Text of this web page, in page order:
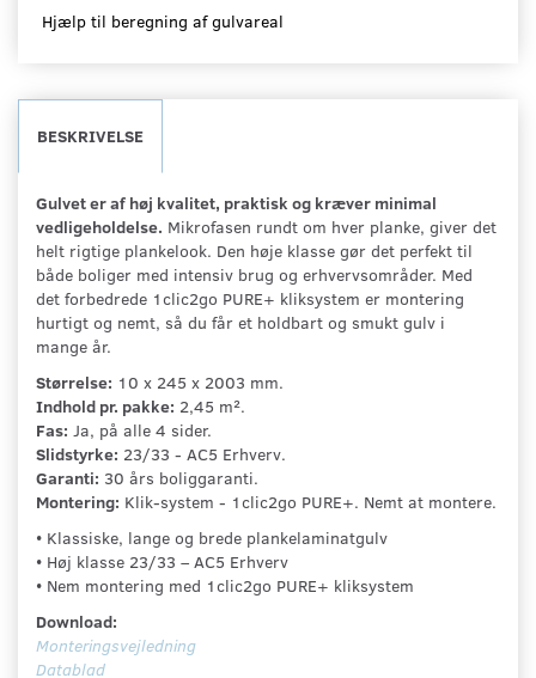
Hjælp til beregning af gulvareal
BESKRIVELSE
Gulvet er af høj kvalitet, praktisk og kræver minimal
vedligeholdelse. Mikrofasen rundt om hver planke, giver det
helt rigtige plankelook. Den høje klasse gør det perfekt til
både boliger med intensiv brug og erhvervsområder. Med
det forbedrede 1clic2go PURE+ kliksystem er montering
hurtigt og nemt, så du får et holdbart og smukt gulv i
mange år.
Størrelse: 10 x 245 x 2003 mm.
Indhold pr. pakke: 2,45 m².
Fas: Ja, på alle 4 sider.
Slidstyrke: 23/33 - AC5 Erhverv.
Garanti: 30 års boliggaranti.
Montering: Klik-system - 1clic2go PURE+. Nemt at montere.
• Klassiske, lange og brede plankelaminatgulv
• Høj klasse 23/33 – AC5 Erhverv
• Nem montering med 1clic2go PURE+ kliksystem
Download:
Monteringsvejledning
Datablad